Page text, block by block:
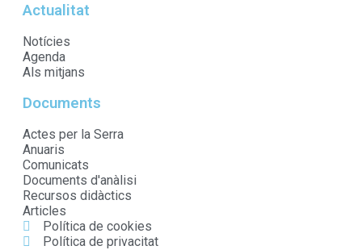
Actualitat
Notícies
Agenda
Als mitjans
Documents
Actes per la Serra
Anuaris
Comunicats
Documents d'anàlisi
Recursos didàctics
Articles
Política de cookies
Política de privacitat